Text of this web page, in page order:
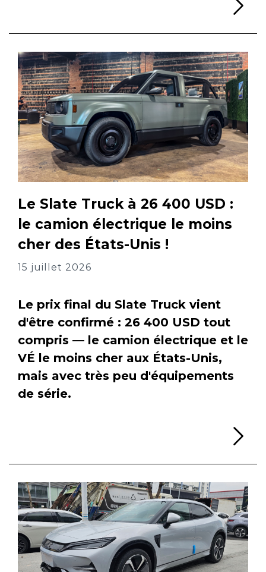
Le Slate Truck à 26 400 USD :
le camion électrique le moins
cher des États-Unis !
15 juillet 2026
Le prix final du Slate Truck vient
d'être confirmé : 26 400 USD tout
compris — le camion électrique et le
VÉ le moins cher aux États-Unis,
mais avec très peu d'équipements
de série.